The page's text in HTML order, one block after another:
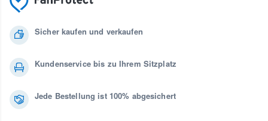
Sicher kaufen und verkaufen
Kundenservice bis zu Ihrem Sitzplatz
Jede Bestellung ist 100% abgesichert